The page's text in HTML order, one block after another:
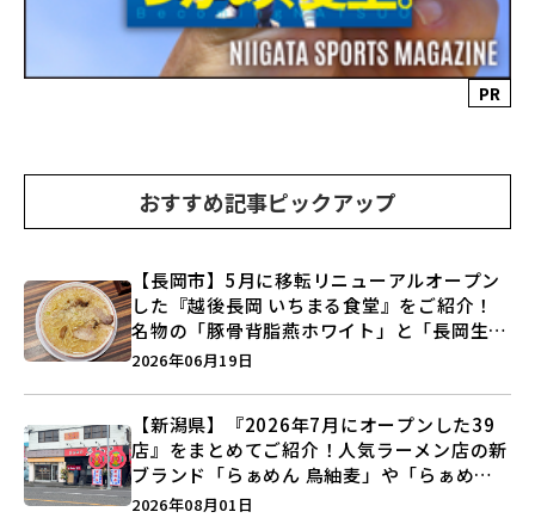
PR
おすすめ記事ピックアップ
【長岡市】5月に移転リニューアルオープン
した『越後長岡 いちまる食堂』をご紹介！
名物の「豚骨背脂燕ホワイト」と「長岡生姜
醤油ラーメン」を食べに行こう♪
2026年06月19日
【新潟県】『2026年7月にオープンした39
店』をまとめてご紹介！人気ラーメン店の新
ブランド「らぁめん 鳥紬麦」や「らぁめん
しょうがの空」など盛りだくさん♪
2026年08月01日